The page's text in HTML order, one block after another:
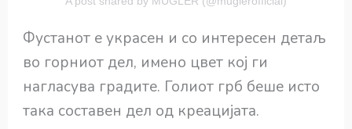
Фустанот е украсен и со интересен детаљ
во горниот дел, имено цвет кој ги
нагласува градите. Голиот грб беше исто
така составен дел од креацијата.